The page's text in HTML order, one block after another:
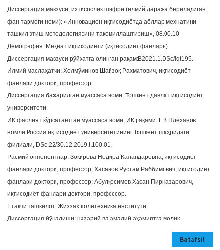
Диссертация мавзуси, ихтисослик шифри (илмий даража бериладиган
фан тармоғи номи): «Инновацион иқтисодиётда аёллар меҳнатини
ташкил этиш методологиясини такомиллаштириш», 08.00.10 –
Демография. Меҳнат иқтисодиёти (иқтисодиёт фанлари).
Диссертация мавзуси рўйхатга олинган рақам:В2021.1.DSc/Iqt195.
Илмий маслаҳатчи: Холмўминов Шайзоқ Рахматович, иқтисодиёт
фанлари доктори, профессор.
Диссертация бажарилган муассаса номи: Тошкент давлат иқтисодиёт
университети.
ИК фаолият кўрсатаётган муассаса номи, ИК рақами: Г.В.Плеханов
номли Россия иқтисодиёт университетининг Тошкент шаҳридаги
филиали, DSc.22/30.12.2019.I.100.01.
Расмий оппонентлар: Зокирова Нодира Каландаровна, иқтисодиёт
фанлари доктори, профессор; Хасанов Рустам Раббимович, иқтисодиёт
фанлари доктори, профессор; Абулқосимов Хасан Пирназарович,
иқтисодиёт фанлари доктори, профессор.
Етакчи ташкилот: Жиззах политехника институти.
Диссертация йўналиши: назарий ва амалий аҳамиятга молик...
Batafsil